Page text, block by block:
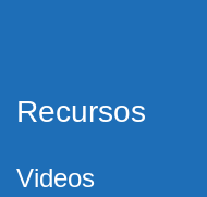
Recursos
Videos